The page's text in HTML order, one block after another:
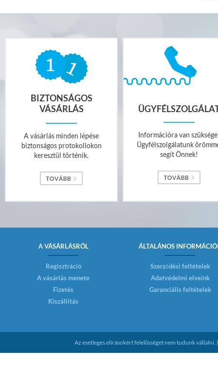
BIZTONSÁGOS
VÁSÁRLÁS
A vásárlás minden lépése
biztonságos protokollokon
keresztül történik.
Információra van
Ügyfélszolgálatunk
segít Önnek!
A VÁSÁRLÁSRÓL
Regisztráció
A vásárlás menete
Fizetés
Kiszállítás
ÁLTALÁNOS
Szerződési feltételek
Adatvédelmi elveink
Garanciális feltételek
Az esetleges elírásokért felelősséget nem tudunk